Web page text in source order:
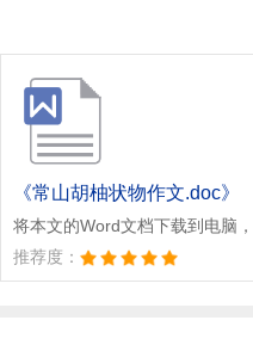
《常山胡柚状物作文.doc》
将本文的Word文档下载到电脑
推荐度：